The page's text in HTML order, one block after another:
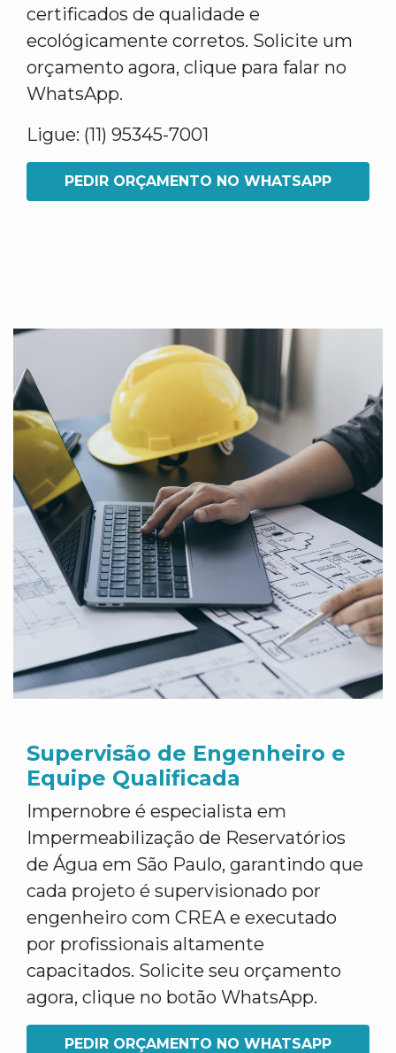
certificados de qualidade e
ecológicamente corretos. Solicite um
orçamento agora, clique para falar no
WhatsApp.
Ligue: (11) 95345-7001
PEDIR ORÇAMENTO NO WHATSAPP
Supervisão de Engenheiro e
Equipe Qualificada
Impernobre é especialista em
Impermeabilização de Reservatórios
de Água em São Paulo, garantindo que
cada projeto é supervisionado por
engenheiro com CREA e executado
por profissionais altamente
capacitados. Solicite seu orçamento
agora, clique no botão WhatsApp.
PEDIR ORÇAMENTO NO WHATSAPP